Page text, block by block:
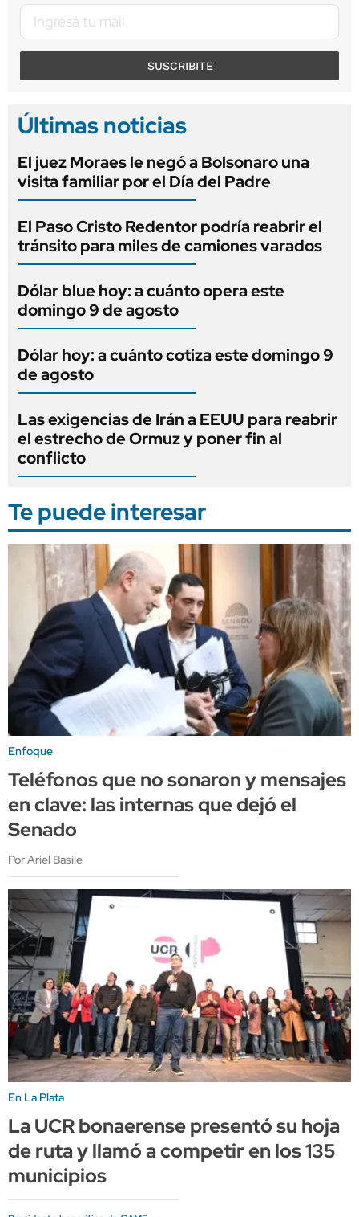
SUSCRIBITE
Últimas noticias
El juez Moraes le negó a Bolsonaro una
visita familiar por el Día del Padre
El Paso Cristo Redentor podría reabrir el
tránsito para miles de camiones varados
Dólar blue hoy: a cuánto opera este
domingo 9 de agosto
Dólar hoy: a cuánto cotiza este domingo 9
de agosto
Las exigencias de Irán a EEUU para reabrir
el estrecho de Ormuz y poner fin al
conflicto
Te puede interesar
Enfoque
Teléfonos que no sonaron y mensajes
en clave: las internas que dejó el
Senado
Por Ariel Basile
En La Plata
La UCR bonaerense presentó su hoja
de ruta y llamó a competir en los 135
municipios